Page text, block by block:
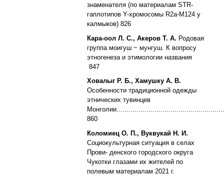
знаменателя (по материалам STR-
гаплотипов Y-хромосомы R2a-M124 у
калмыков) 826
Кара-оол Л. С., Акеров Т. А. Родовая
группа моигуш ~ мунгуш. К вопросу
этногенеза и этимологии названия
847
Ховалыг Р. Б., Хамушку А. В.
Особенности традиционной одежды
этнических тувинцев
860
Коломиец О. П., Вуквукай Н. И.
Социокультурная ситуация в селах
Прови- денского городского округа
Чукотки глазами их жителей по
полевым материалам 2021 г.